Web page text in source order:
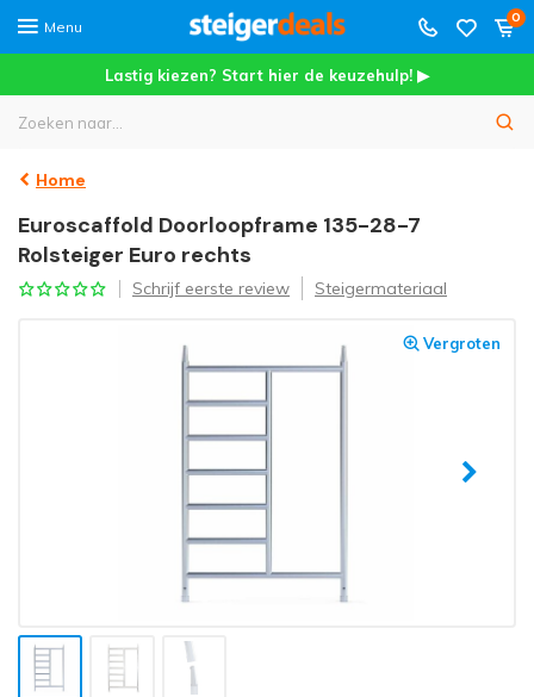
Menu
0
Lastig kiezen? Start hier de keuzehulp! ▶
Home
Euroscaffold Doorloopframe 135-28-7
Rolsteiger Euro rechts
Schrijf eerste review Steigermateriaal
Vergroten